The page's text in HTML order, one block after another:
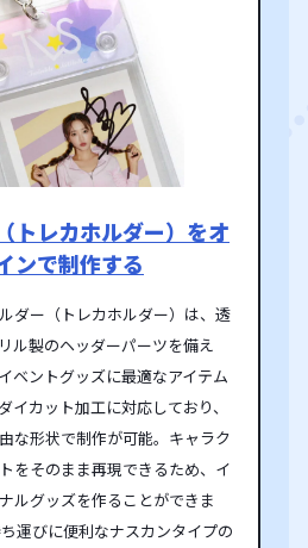
トレカホルダー）をオ
ンで制作する
ダー（トレカホルダー）は、透
ル製のヘッダーパーツを備え
ベントグッズに最適なアイテム
イカット加工に対応しており、
な形状で制作が可能。キャラク
をそのまま再現できるため、イ
ルグッズを作ることができま
運びに便利なナスカンタイプの